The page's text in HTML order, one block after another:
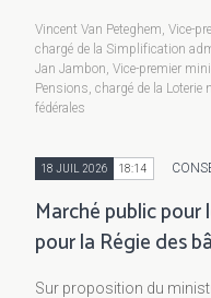
Vincent Van Peteghem, Vice-
chargé de la Simplification
Jan Jambon, Vice-premier
Pensions, chargé de la
fédérales
18 JUIL 2026 18:14
Marché public
pour la Régie des
Sur proposition du